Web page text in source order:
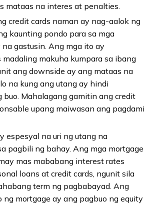
mataas na interes at penalties.
credit cards naman ay nag-aalok ng
kaunting pondo para sa mga
gastusin. Ang mga ito ay
madaling makuha kumpara sa ibang
ang downside ay ang mataas na
na kung ang utang ay hindi
buo. Mahalagang gamitin ang credit
upang maiwasan ang pagdami
espesyal na uri ng utang na
pagbili ng bahay. Ang mga mortgage
mas mababang interest rates
loans at credit cards, ngunit sila
term ng pagbabayad. Ang
ng mortgage ay ang pagbuo ng equity